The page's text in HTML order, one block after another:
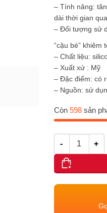
– Tính năng:
dài thời gian
– Đối tượng sử
“cậu bé” khiêm
– Chất liệu:
– Xuất xứ : Mỹ
– Đặc điểm: có
– Nguồn: sử
Còn 598sản
Số lượng